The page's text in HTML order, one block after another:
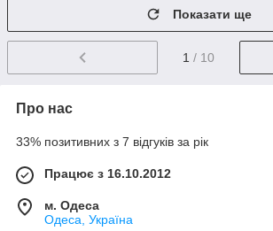
Показати ще
1 / 10
Про нас
33% позитивних з 7 відгуків за рік
Працює з 16.10.2012
м. Одеса
Одеса, Україна